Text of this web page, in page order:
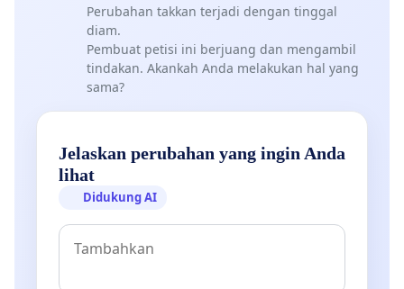
Perubahan takkan terjadi dengan tinggal
diam.
Pembuat petisi ini berjuang dan mengambil
tindakan. Akankah Anda melakukan hal yang
sama?
Jelaskan perubahan yang ingin Anda
lihat
Didukung AI